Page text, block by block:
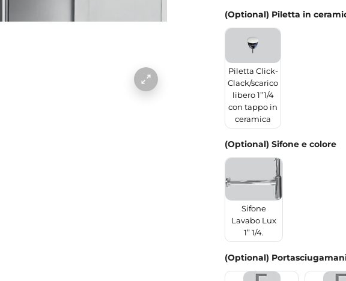
(Optional) Piletta in
Piletta Click-
Clack/scarico
libero 1”1/4
con tappo in
ceramica
(Optional) Sifone e colore
Sifone
Lavabo Lux
1” 1/4.
(Optional)